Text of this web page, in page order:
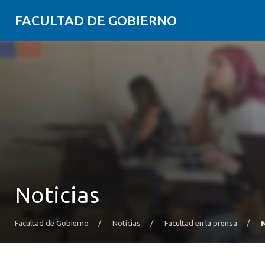
FACULTAD DE GOBIERNO
Noticias
Facultad de Gobierno / Noticias / Facultad en la prensa /